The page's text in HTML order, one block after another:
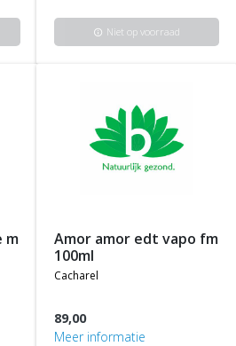
info Niet op voorraad
amor amor edt vapo fm
100ml
cacharel
89,00
Meer informatie